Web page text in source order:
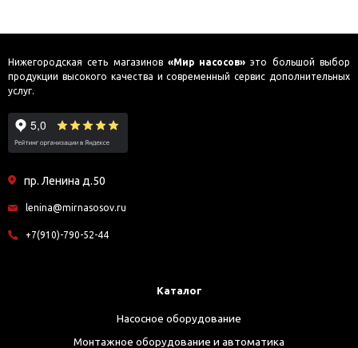
Нижегородская сеть магазинов «Мир насосов» это большой выбор
продукции высокого качества и современный сервис дополнительных
услуг.
пр. Ленина д.50
lenina@mirnasosov.ru
+7(910)-790-52-44
Каталог
Насосное оборудование
Монтажное оборудование и автоматика